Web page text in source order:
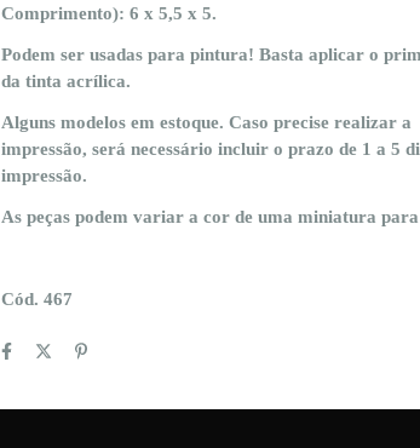
Comprimento): 6 x 5,5 x 5.
Podem ser usadas para pintura! Basta aplicar o
da tinta acrílica.
Alguns modelos em estoque. Caso precise realizar a
impressão, será necessário incluir o prazo de 1 a 5
impressão.
As peças podem variar a cor de uma miniatura
Cód. 467